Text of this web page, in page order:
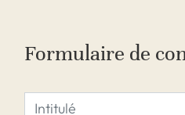
Formulaire de